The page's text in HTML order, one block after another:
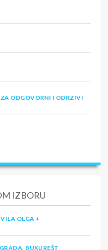
ODGOVORNI I ODRZIVI
IZBORU
OLGA +
BUKUREŠT,